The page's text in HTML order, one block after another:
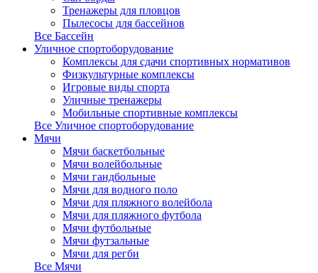
Тренажеры для пловцов
Пылесосы для бассейнов
Все Бассейн
Уличное спортоборудование
Комплексы для сдачи спортивных нормативов
Физкультурные комплексы
Игровые виды спорта
Уличные тренажеры
Мобильные спортивные комплексы
Все Уличное спортоборудование
Мячи
Мячи баскетбольные
Мячи волейбольные
Мячи гандбольные
Мячи для водного поло
Мячи для пляжного волейбола
Мячи для пляжного футбола
Мячи футбольные
Мячи футзальные
Мячи для регби
Все Мячи